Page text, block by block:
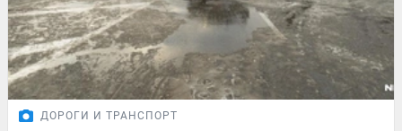
ДОРОГИ И ТРАНСПОРТ